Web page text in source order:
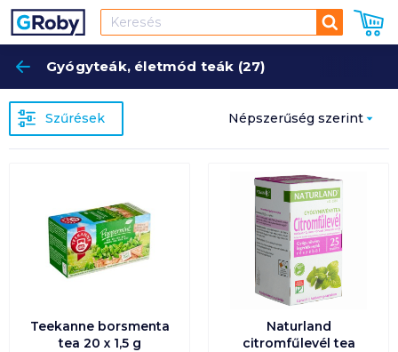
Keresés
Gyógyteák, életmód teák (27)
Szűrések Népszerűség szerint
Ár szerint növekvő
Ár szerint csökkenő
Egységár szerint
növekvő
Teekanne borsmenta
tea 20 x 1,5 g
Naturland
citromfűlevél tea